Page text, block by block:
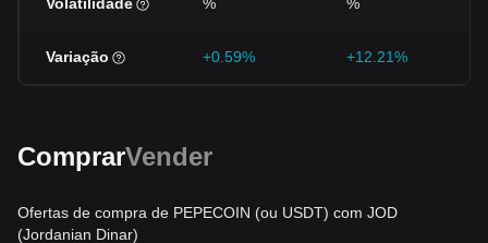
Variação +0.59% +12.21%
ComprarVender
Ofertas de compra de PEPECOIN (ou USDT) com JOD
(Jordanian Dinar)